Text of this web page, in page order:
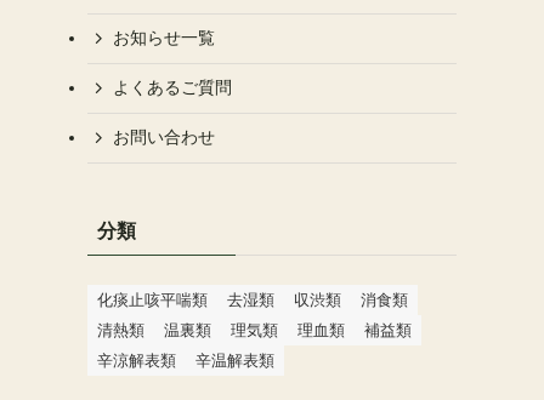
お知らせ一覧
よくあるご質問
お問い合わせ
分類
化痰止咳平喘類 去湿類 収渋類
消食類
清熱類
温裏類 理気類 理血類
補益類
辛涼解表類
辛温解表類